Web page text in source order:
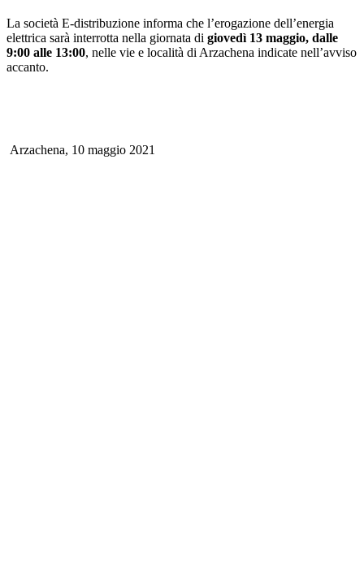
La società E-distribuzione informa che l’erogazione dell’energia
elettrica sarà interrotta nella giornata di giovedì 13 maggio, dalle
9:00 alle 13:00, nelle vie e località di Arzachena indicate nell’avviso
accanto.
Arzachena, 10 maggio 2021